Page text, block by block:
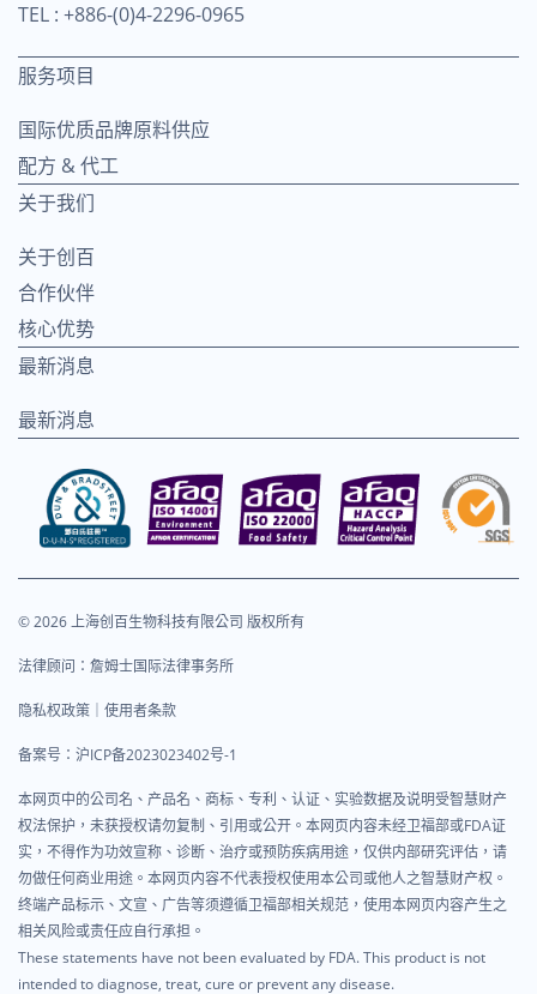
TEL : +886-(0)4-2296-0965
服务项目
国际优质品牌原料供应
配方 & 代工
关于我们
关于创百
合作伙伴
核心优势
最新消息
最新消息
© 2026 上海创百生物科技有限公司 版权所有
法律顾问：詹姆士国际法律事务所
隐私权政策｜使用者条款
备案号： 沪ICP备2023023402号-1
本网页中的公司名、产品名、商标、专利、认证、实验数据及说明受智慧财产
权法保护，未获授权请勿复制、引用或公开。本网页内容未经卫福部或FDA证
实，不得作为功效宣称、诊断、治疗或预防疾病用途，仅供内部研究评估，请
勿做任何商业用途。本网页内容不代表授权使用本公司或他人之智慧财产权。
终端产品标示、文宣、广告等须遵循卫福部相关规范，使用本网页内容产生之
相关风险或责任应自行承担。
These statements have not been evaluated by FDA. This product is not
intended to diagnose, treat, cure or prevent any disease.